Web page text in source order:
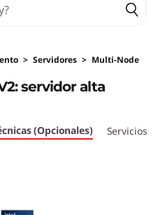
> Servidores > Multi-Node
servidor alta
(Opcionales) Servicios